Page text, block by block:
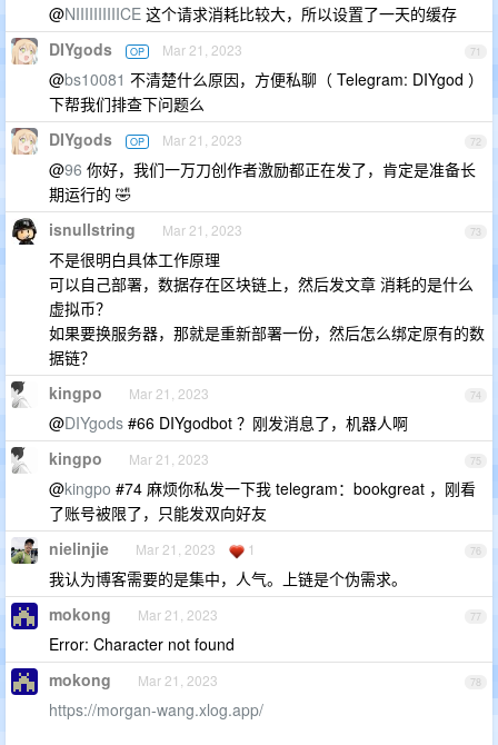
@NIIIIIIIIIICE 这个请求消耗比较大，所以设置了一天的缓存
71
DIYgods OP Mar 21, 2023
@bs10081 不清楚什么原因，方便私聊（ Telegram: DIYgod ）
下帮我们排查下问题么
72
DIYgods OP Mar 21, 2023
@96 你好，我们一万刀创作者激励都正在发了，肯定是准备长
期运行的 🤣
73
isnullstring Mar 21, 2023
不是很明白具体工作原理
可以自己部署，数据存在区块链上，然后发文章 消耗的是什么
虚拟币？
如果要换服务器，那就是重新部署一份，然后怎么绑定原有的数
据链？
74
kingpo Mar 21, 2023
@DIYgods #66 DIYgodbot ？刚发消息了，机器人啊
75
kingpo Mar 21, 2023
@kingpo #74 麻烦你私发一下我 telegram：bookgreat ，刚看
了账号被限了，只能发双向好友
76
nielinjie Mar 21, 2023 1
我认为博客需要的是集中，人气。上链是个伪需求。
77
mokong Mar 21, 2023
Error: Character not found
78
mokong Mar 21, 2023
https://morgan-wang.xlog.app/